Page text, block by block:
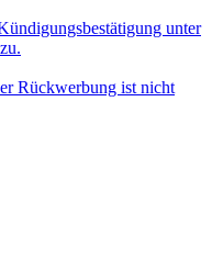
unter
Rückwerbung ist nicht